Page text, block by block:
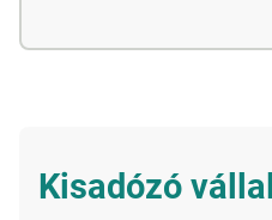
Kisadózó